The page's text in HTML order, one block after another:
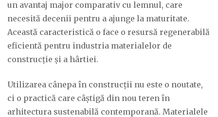
un avantaj major comparativ cu lemnul, care
necesită decenii pentru a ajunge la maturitate.
Această caracteristică o face o resursă regenerabilă
eficientă pentru industria materialelor de
construcție și a hârtiei.
Utilizarea cânepa în construcții nu este o noutate,
ci o practică care câștigă din nou teren în
arhitectura sustenabilă contemporană. Materialele